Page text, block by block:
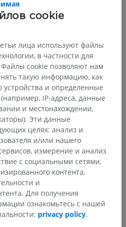
cookie
лица используют файлы
в частности для
cookie позволяют нам
такую информацию, как
устройства и определенные
IP-адреса, данные
и местонахождении,
Эти данные
целях: анализ и
и/или нашего
измерение и анализ
с социальными сетями,
контента,
и
Для получения
ознакомьтесь с нашей
privacy policy.